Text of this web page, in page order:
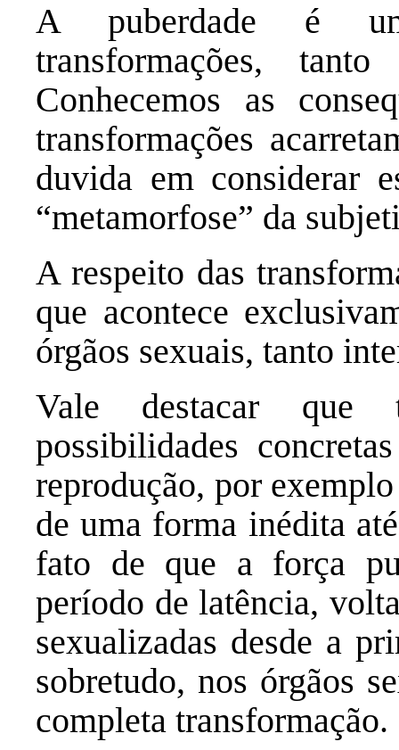
A puberdade é
transformações,
Conhecemos as
transformações
duvida em considerar
“metamorfose” da
A respeito das
que acontece
órgãos sexuais, tanto
Vale destacar que
possibilidades
reprodução, por
de uma forma inédita
fato de que a força
período de latência,
sexualizadas desde a
sobretudo, nos órgãos
completa transformação.